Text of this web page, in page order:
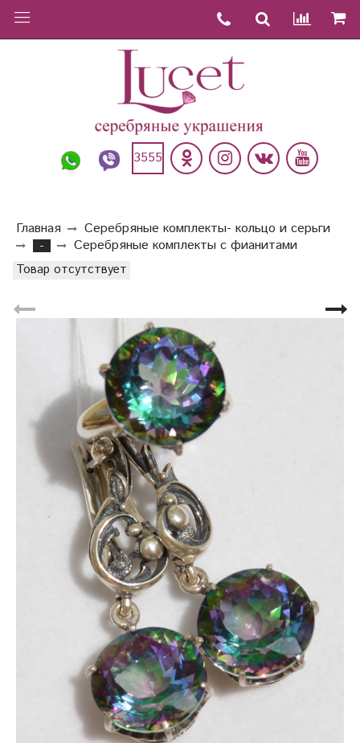
3555
Главная
Серебряные комплекты- кольцо и серьги
-
Серебряные комплекты с фианитами
Товар отсутствует